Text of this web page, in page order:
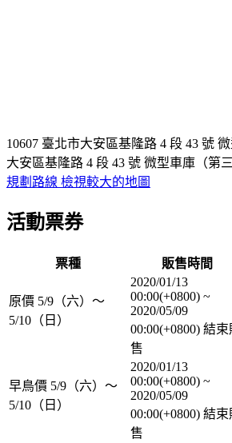
10607 臺北市大安區基隆路 4 段 43 號
大安區基隆路 4 段 43 號 微型車庫（第
規劃路線 檢視較大的地圖
活動票券
票種 販售時間
原價 5/9（六）～
5/10（日）
2020/01/13
00:00(+0800) ~
2020/05/09
00:00(+0800) 結束
售
早鳥價 5/9（六）～
5/10（日）
2020/01/13
00:00(+0800) ~
2020/05/09
00:00(+0800) 結束
售